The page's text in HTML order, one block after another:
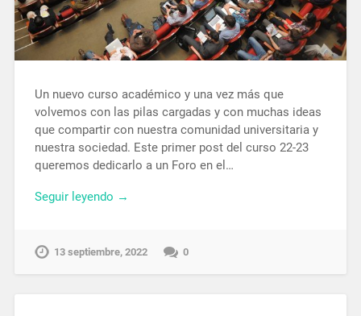
Un nuevo curso académico y una vez más que
volvemos con las pilas cargadas y con muchas ideas
que compartir con nuestra comunidad universitaria y
nuestra sociedad. Este primer post del curso 22-23
queremos dedicarlo a un Foro en el…
Seguir leyendo →
13 septiembre, 2022 0